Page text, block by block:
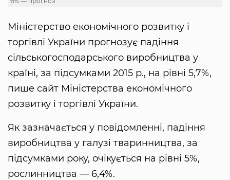
Міністерство економічного розвитку і
торгівлі України прогнозує падіння
сільськогосподарського виробництва у
країні, за підсумками 2015 р., на рівні 5,7%,
пише сайт Міністерства економічного
розвитку і торгівлі України.
Як зазначається у повідомленні, падіння
виробництва у галузі тваринництва, за
підсумками року, очікується на рівні 5%,
рослинництва — 6,4%.